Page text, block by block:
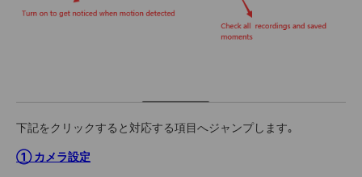
下記をクリックすると対応する項目へジャンプします｡
① カメラ設定